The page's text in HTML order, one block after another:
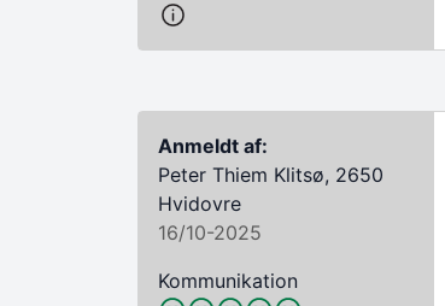
Anmeldt af:
Peter Thiem Klitsø, 2650
Hvidovre
16/10-2025
Kommunikation